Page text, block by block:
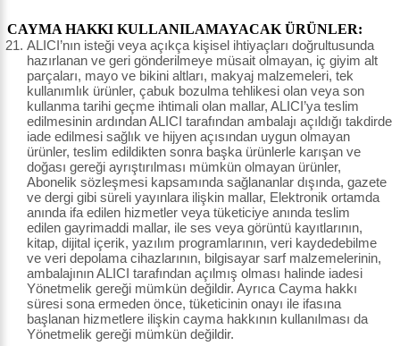
CAYMA HAKKI KULLANILAMAYACAK ÜRÜNLER:
ALICI’nın isteği veya açıkça kişisel ihtiyaçları doğrultusunda
hazırlanan ve geri gönderilmeye müsait olmayan, iç giyim alt
parçaları, mayo ve bikini altları, makyaj malzemeleri, tek
kullanımlık ürünler, çabuk bozulma tehlikesi olan veya son
kullanma tarihi geçme ihtimali olan mallar, ALICI’ya teslim
edilmesinin ardından ALICI tarafından ambalajı açıldığı takdirde
iade edilmesi sağlık ve hijyen açısından uygun olmayan
ürünler, teslim edildikten sonra başka ürünlerle karışan ve
doğası gereği ayrıştırılması mümkün olmayan ürünler,
Abonelik sözleşmesi kapsamında sağlananlar dışında, gazete
ve dergi gibi süreli yayınlara ilişkin mallar, Elektronik ortamda
anında ifa edilen hizmetler veya tüketiciye anında teslim
edilen gayrimaddi mallar, ile ses veya görüntü kayıtlarının,
kitap, dijital içerik, yazılım programlarının, veri kaydedebilme
ve veri depolama cihazlarının, bilgisayar sarf malzemelerinin,
ambalajının ALICI tarafından açılmış olması halinde iadesi
Yönetmelik gereği mümkün değildir. Ayrıca Cayma hakkı
süresi sona ermeden önce, tüketicinin onayı ile ifasına
başlanan hizmetlere ilişkin cayma hakkının kullanılması da
Yönetmelik gereği mümkün değildir.